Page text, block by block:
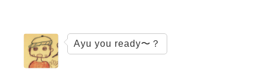
Ayu you ready〜？